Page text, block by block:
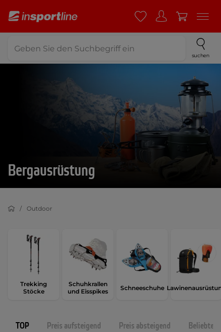
suchen
Bergausrüstung
Outdoor
Trekking
Stöcke
Schuhkrallen
und Eisspikes
Schneeschuhe
TOP Preis aufsteigend Preis absteigend